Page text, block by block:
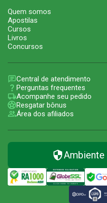
Quem somos
Apostilas
Cursos
Livros
Concursos
Central de atendimento
Perguntas frequentes
Acompanhe seu pedido
Resgatar bônus
Área dos afiliados
Ambiente